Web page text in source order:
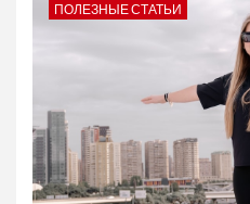
ПОЛЕЗНЫЕ СТАТЬИ